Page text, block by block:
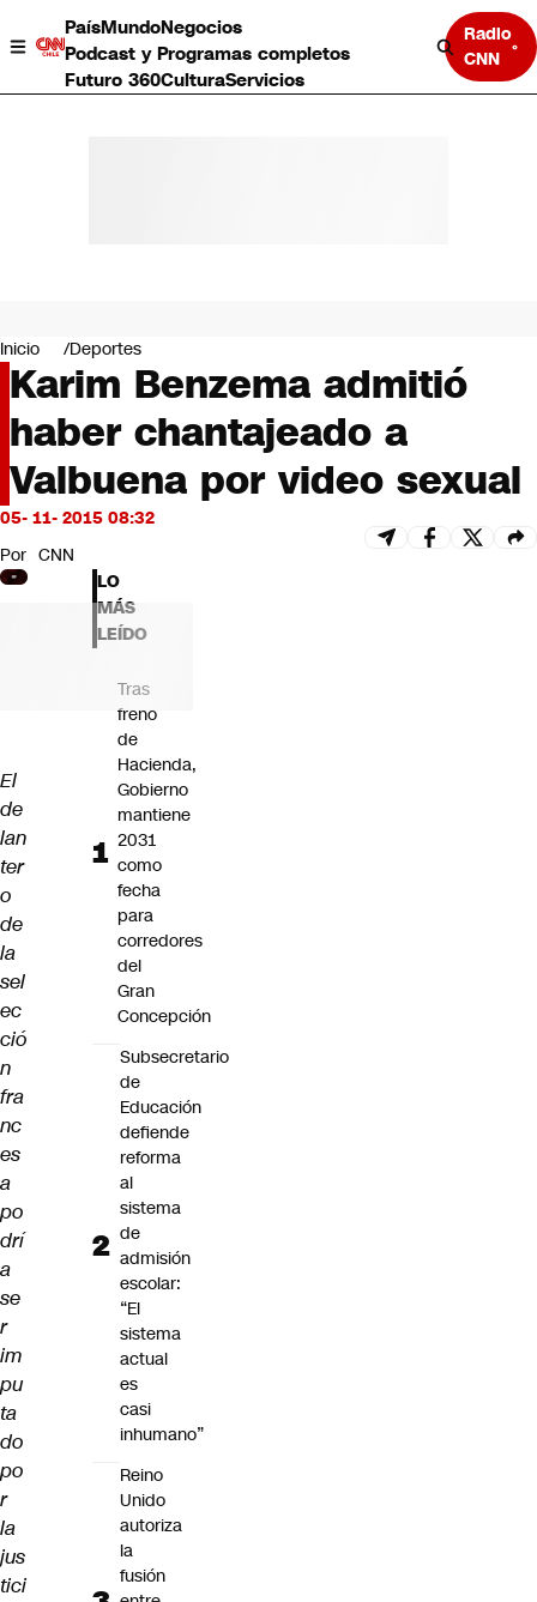
PaísMundoNegocios
Podcast y Programas completos
Futuro 360CulturaServicios
Radio
CNN
Negocios
Deportes
Programas completos
Cultura
Servicios
Bits
CNN tiempo
Futuro 360
Opinión
Inicio Deportes
Karim Benzema admitió
haber chantajeado a
Valbuena por video sexual
05- 11- 2015 08:32
Por CNN
El
de
lan
ter
o
de
la
sel
ec
ció
n
fra
nc
es
a
po
drí
a
se
r
im
pu
ta
do
po
r
la
jus
tici
LO
MÁS
LEÍDO
Tras
freno
de
Hacienda,
Gobierno
mantiene
2031
como
fecha
para
corredores
del
Gran
Concepción
Subsecretario
de
Educación
defiende
reforma
al
sistema
de
admisión
escolar:
“El
sistema
actual
es
casi
inhumano”
Reino
Unido
autoriza
la
fusión